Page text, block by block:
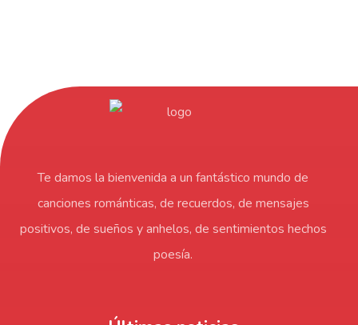
Te damos la bienvenida a un fantástico mundo de
canciones románticas, de recuerdos, de mensajes
positivos, de sueños y anhelos, de sentimientos hechos
poesía.